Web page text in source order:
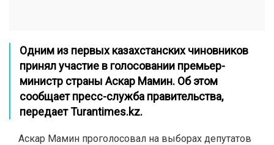
Одним из первых казахстанских чиновников
принял участие в голосовании премьер-
министр страны Аскар Мамин. Об этом
сообщает пресс-служба правительства,
передаетTurantimes.kz.
Аскар Мамин проголосовал на выборах депутатов